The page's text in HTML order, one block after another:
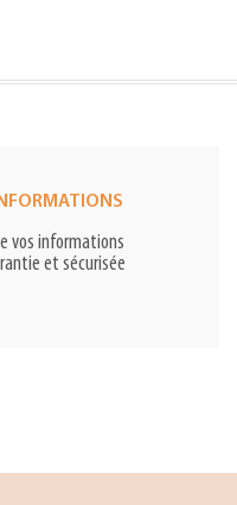
vos informations
et sécurisée